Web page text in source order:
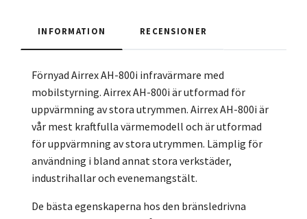
INFORMATION RECENSIONER
Förnyad Airrex AH-800i infravärmare med
mobilstyrning. Airrex AH-800i är utformad för
uppvärmning av stora utrymmen. Airrex AH-800i är
vår mest kraftfulla värmemodell och är utformad
för uppvärmning av stora utrymmen. Lämplig för
användning i bland annat stora verkstäder,
industrihallar och evenemangstält.
De bästa egenskaperna hos den bränsledrivna